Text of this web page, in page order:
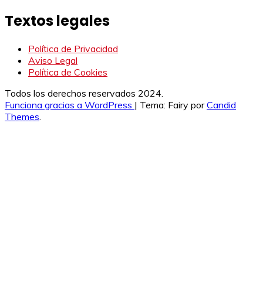
Textos legales
Política de Privacidad
Aviso Legal
Política de Cookies
Todos los derechos reservados 2024.
Funciona gracias a WordPress | Tema: Fairy porCandid
Themes.